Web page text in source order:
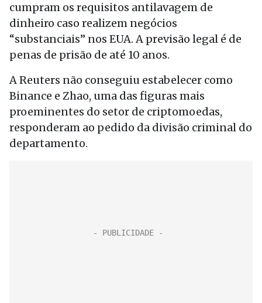
cumpram os requisitos antilavagem de
dinheiro caso realizem negócios
“substanciais” nos EUA. A previsão legal é de
penas de prisão de até 10 anos.
A Reuters não conseguiu estabelecer como
Binance e Zhao, uma das figuras mais
proeminentes do setor de criptomoedas,
responderam ao pedido da divisão criminal do
departamento.